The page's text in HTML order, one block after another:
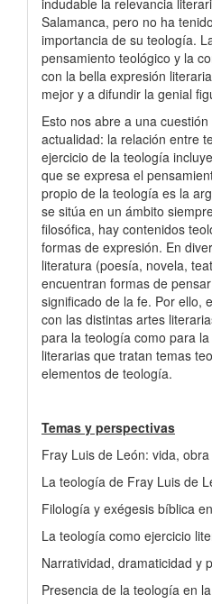
Salamanca, pero no ha
importancia de su teología.
pensamiento teológico y la
con la bella expresión
mejor y a difundir la genial
Esto nos abre a una
actualidad: la relación entre
ejercicio de la teología
que se expresa el
propio de la teología es la
se sitúa en un ámbito
filosófica, hay contenidos
formas de expresión. En
literatura (poesía, novela,
encuentran formas de
significado de la fe. Por ello,
con las distintas artes
para la teología como para
literarias que tratan temas
elementos de teología.
Temas y perspectivas
Fray Luis de León: vida,
La teología de Fray Luis de
Filología y exégesis bíblica
La teología como ejercicio
Narratividad, dramaticidad y
Presencia de la teología en